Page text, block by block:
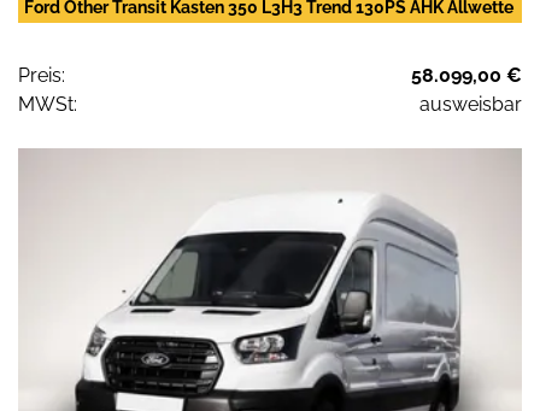
Ford Other Transit Kasten 350 L3H3 Trend 130PS AHK Allwette
Preis:
58.099,00 €
MWSt:
ausweisbar